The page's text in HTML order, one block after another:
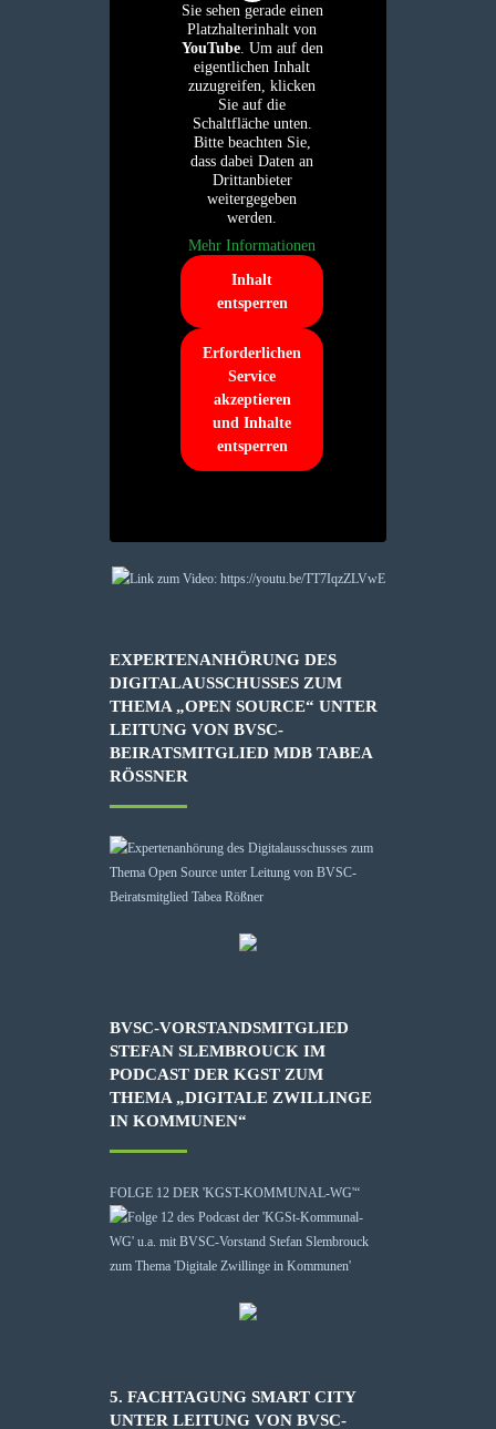
Sie sehen gerade einen
Platzhalterinhalt von
YouTube. Um auf den
eigentlichen Inhalt
zuzugreifen, klicken
Sie auf die
Schaltfläche unten.
Bitte beachten Sie,
dass dabei Daten an
Drittanbieter
weitergegeben
werden.
Mehr Informationen
Inhalt
entsperren
Erforderlichen
Service
akzeptieren
und Inhalte
entsperren
EXPERTENANHÖRUNG DES
DIGITALAUSSCHUSSES ZUM
THEMA „OPEN SOURCE“ UNTER
LEITUNG VON BVSC-
BEIRATSMITGLIED MDB TABEA
RÖSSNER
BVSC-VORSTANDSMITGLIED
STEFAN SLEMBROUCK IM
PODCAST DER KGST ZUM
THEMA „DIGITALE ZWILLINGE
IN KOMMUNEN“
FOLGE 12 DER 'KGST-KOMMUNAL-WG'“
5. FACHTAGUNG SMART CITY
UNTER LEITUNG VON BVSC-